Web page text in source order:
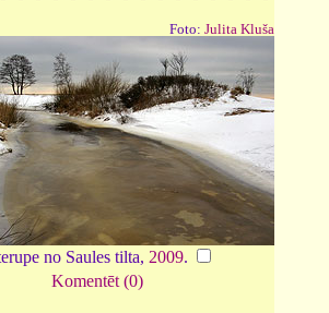
Foto: Julita Kluša
no Saules tilta, 2009.
Komentēt (0)